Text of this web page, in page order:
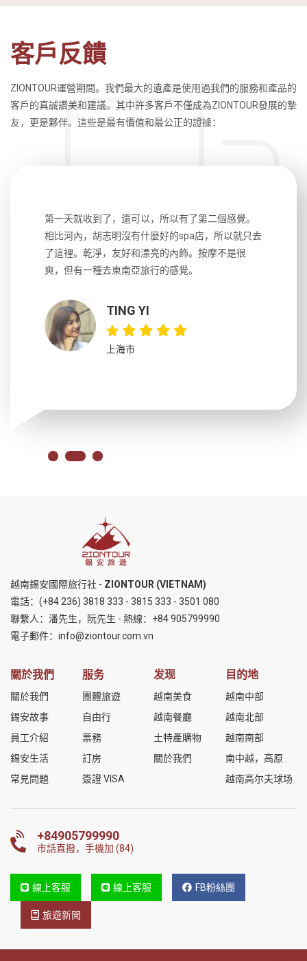
客戶反饋
ZIONTOUR運營期間。我們最大的遺產是使用過我們的服務和產品的
客戶的真誠讚美和建議。其中許多客戶不僅成為ZIONTOUR發展的摯
友，更是夥伴。這些是最有價值和最公正的證據：
第一天就收到了，還可以，所以有了第二個感覺。
相比河內，胡志明沒有什麼好的spa店，所以就只去
了這裡。乾淨，友好和漂亮的內飾。按摩不是很
爽，但有一種去東南亞旅行的感覺。
TING YI
上海市
越南錫安國際旅行社 - ZIONTOUR (VIETNAM)
電話： (+84 236) 3818 333 - 3815 333 - 3501 080
聯繫人：潘先生，阮先生 - 熱線： +84 905799990
電子郵件： info@ziontour.com.vn
關於我們
關於我們
錫安故事
員工介紹
錫安生活
常見問題
服务
團體旅遊
自由行
票務
訂房
簽證 VISA
发现
越南美食
越南餐廳
土特產購物
關於我們
目的地
越南中部
越南北部
越南南部
南中越，高原
越南高尔夫球场
+84905799990
市話直撥，手機加 (84)
線上客服 線上客服 FB粉絲團
旅遊新聞